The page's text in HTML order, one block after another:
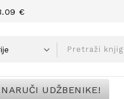
€
NARUČI UDŽBENIKE!